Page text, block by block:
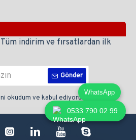
WhatsApp
0533 790 02 99
indirim ve fırsatlardan ilk
Gönder
okudum ve kabul ediyorum.